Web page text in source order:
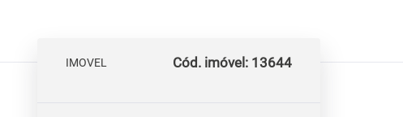
IMOVEL Cód. imóvel: 13644